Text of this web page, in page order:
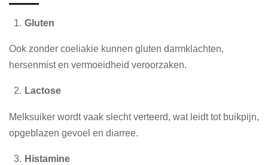
Gluten
Ook zonder coeliakie kunnen gluten darmklachten,
hersenmist en vermoeidheid veroorzaken.
Lactose
Melksuiker wordt vaak slecht verteerd, wat leidt tot buikpijn,
opgeblazen gevoel en diarree.
Histamine